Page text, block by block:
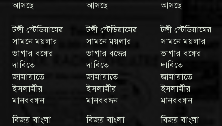
আসছে
আসছে
আসছে
টঙ্গী স্টেডিয়ামের
সামনে ময়লার
ভাগার বন্ধের
দাবিতে
জামায়াতে
ইসলামীর
মানববন্ধন
বিজয় বাংলা
টঙ্গী স্টেডিয়ামের
সামনে ময়লার
ভাগার বন্ধের
দাবিতে
জামায়াতে
ইসলামীর
মানববন্ধন
বিজয় বাংলা
টঙ্গী স্টেডিয়ামের
সামনে ময়লার
ভাগার বন্ধের
দাবিতে
জামায়াতে
ইসলামীর
মানববন্ধন
বিজয় বাংলা